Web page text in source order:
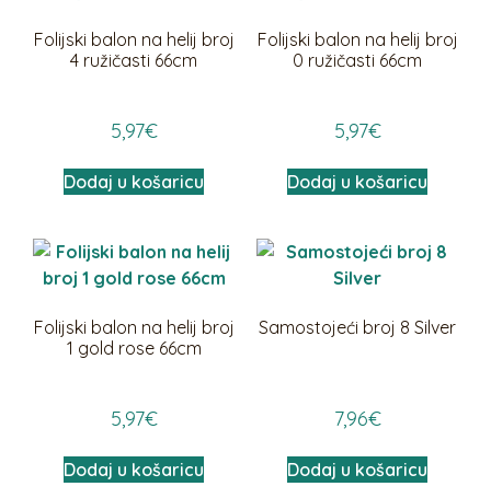
Folijski balon na helij broj
4 ružičasti 66cm
5,97€
Dodaj u košaricu
Folijski balon na helij broj
0 ružičasti 66cm
5,97€
Dodaj u košaricu
Folijski balon na helij broj
1 gold rose 66cm
5,97€
Dodaj u košaricu
Samostojeći broj 8 Silver
7,96€
Dodaj u košaricu